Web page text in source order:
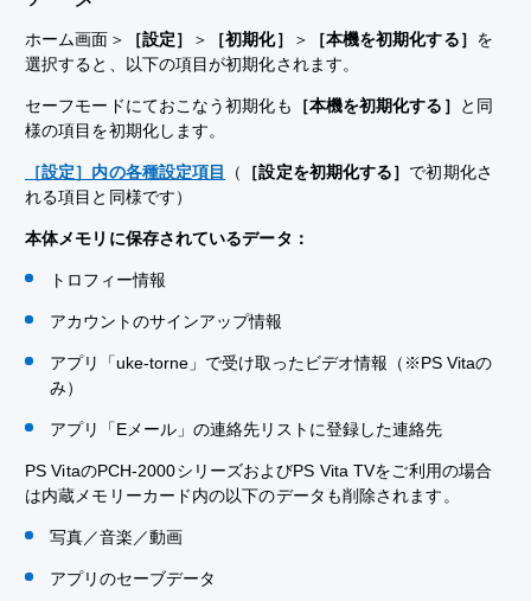
ホーム画面＞ ［設定］ ＞ ［初期化］ ＞ ［本機を初期化する］ を
選択すると、以下の項目が初期化されます。
セーフモードにておこなう初期化も ［本機を初期化する］
と同
様の項目を初期化します。
［設定］内の各種設定項目 （ ［設定を初期化する］ で初期化さ
れる項目と同様です）
本体メモリに保存されているデータ：
トロフィー情報
アカウントのサインアップ情報
アプリ「uke-torne」で受け取ったビデオ情報（※PS Vitaの
み）
アプリ「Eメール」の連絡先リストに登録した連絡先
PS VitaのPCH-2000シリーズおよびPS Vita TVをご利用の場合
は内蔵メモリーカード内の以下のデータも削除されます。
写真／音楽／動画
アプリのセーブデータ